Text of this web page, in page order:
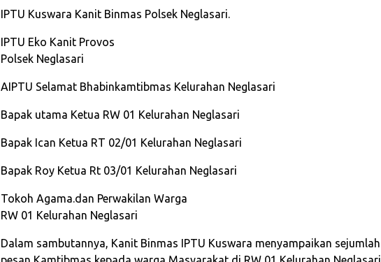
IPTU Kuswara Kanit Binmas Polsek Neglasari.
IPTU Eko Kanit Provos
Polsek Neglasari
AIPTU Selamat Bhabinkamtibmas Kelurahan Neglasari
Bapak utama Ketua RW 01 Kelurahan Neglasari
Bapak Ican Ketua RT 02/01 Kelurahan Neglasari
Bapak Roy Ketua Rt 03/01 Kelurahan Neglasari
Tokoh Agama.dan Perwakilan Warga
RW 01 Kelurahan Neglasari
Dalam sambutannya, Kanit Binmas IPTU Kuswara menyampaikan sejumlah